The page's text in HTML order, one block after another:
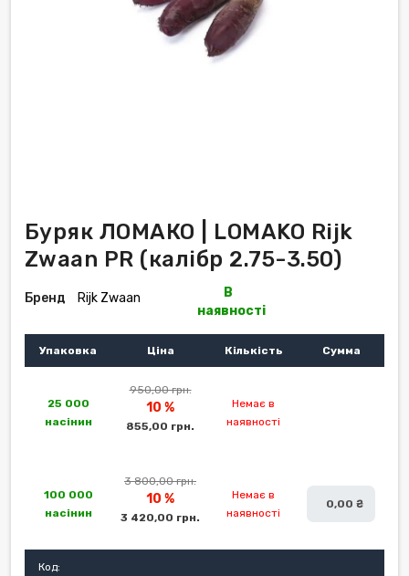
Буряк ЛОМАКО | LOMAKO Rijk
Zwaan PR (калібр 2.75-3.50)
Бренд Rijk Zwaan
В
наявності
Упаковка Ціна Кількість Сумма
25 000
насінин
950,00 грн.
10 %
855,00 грн.
Немає в
наявності
100 000
насінин
3 800,00 грн.
10 %
3 420,00 грн.
Немає в
наявності
0,00 ₴
Код: